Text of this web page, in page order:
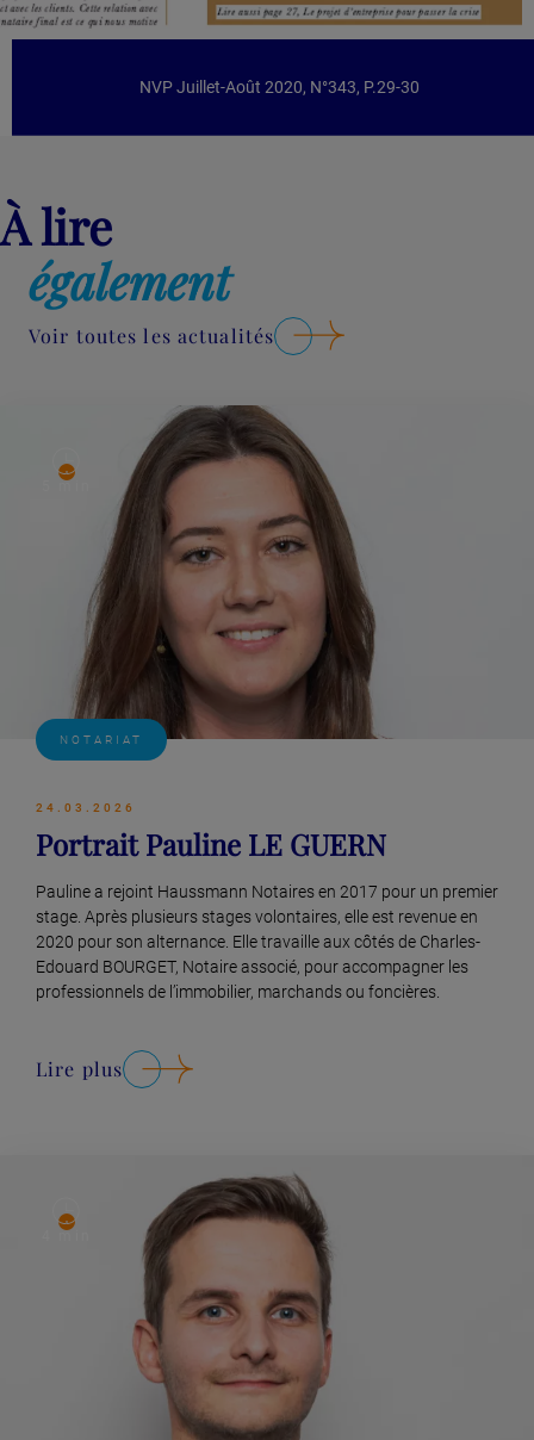
NVP Juillet-Août 2020, N°343, P.29-30
À lire
également
Voir toutes les actualités
NOTARIAT
24.03.2026
Portrait Pauline LE GUERN
Pauline a rejoint Haussmann Notaires en 2017 pour un premier
stage. Après plusieurs stages volontaires, elle est revenue en
2020 pour son alternance. Elle travaille aux côtés de Charles-
Edouard BOURGET, Notaire associé, pour accompagner les
professionnels de l’immobilier, marchands ou foncières.
Lire plus
Lire plus
Lire plus